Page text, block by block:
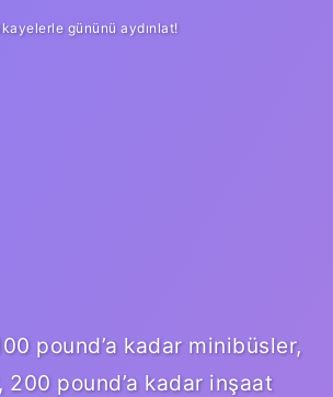
gününü aydınlat!
pound’a kadar minibüsler,
200 pound’a kadar inşaat